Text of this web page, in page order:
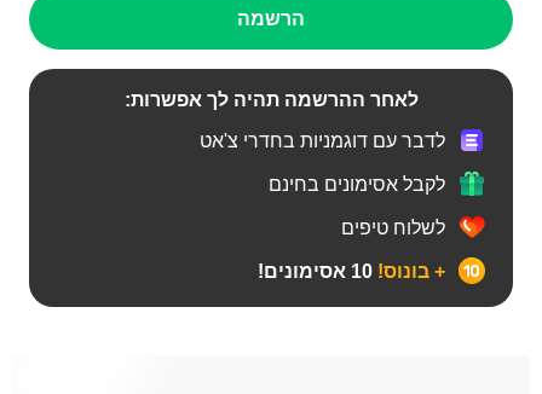
הרשמה
לאחר ההרשמה תהיה לך אפשרות:
לדבר עם דוגמניות בחדרי צ'אט
לקבל אסימונים בחינם
לשלוח טיפים
+ בונוס!